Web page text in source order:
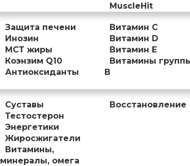
MuscleHit
Защита печени
Инозин
МСТ жиры
Коэнзим Q10
Антиоксиданты
Витамин С
Витамин D
Витамин Е
Витамины
B
Суставы
Тестостерон
Энергетики
Жиросжигатели
Витамины,
минералы, омега
Восстановление